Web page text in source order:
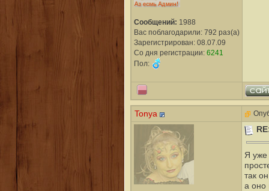
Сообщений: 1988
Вас поблагодарили: 792 раз(а)
Зарегистрирован: 08.07.09
Со дня регистрации: 6241
Пол:
Tonya
Я уже
так
а оно